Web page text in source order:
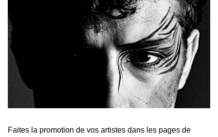
Faites la promotion de vos artistes dans les pages de